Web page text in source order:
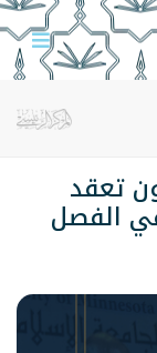
تعقد
في الفصل